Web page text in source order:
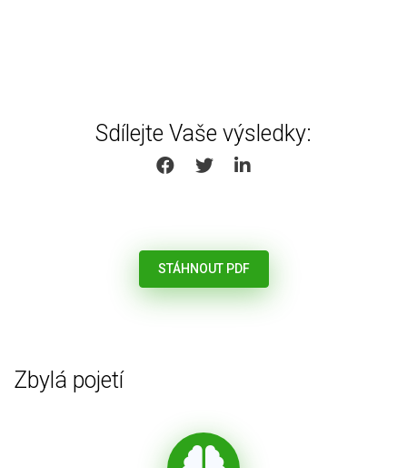
Sdílejte Vaše výsledky:
SHARE ON FACEBOOK
SHARE ON TWITTER
SHARE ON LINKEDIN
STÁHNOUT PDF
Zbylá pojetí